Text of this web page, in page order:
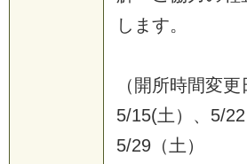
し ま す。
（ 開 所時間変更
5/15(土 ） 、 5/22
5/29 （ 土 ）